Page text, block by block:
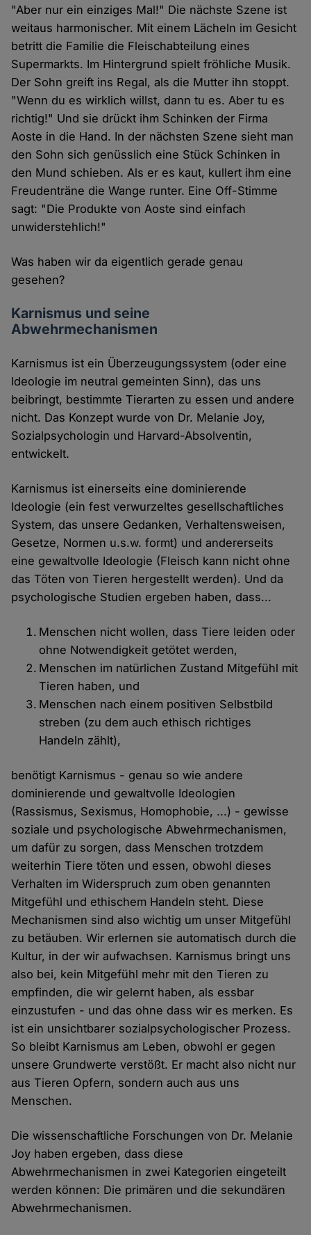
"Aber nur ein einziges Mal!" Die nächste Szene ist
weitaus harmonischer. Mit einem Lächeln im Gesicht
betritt die Familie die Fleischabteilung eines
Supermarkts. Im Hintergrund spielt fröhliche Musik.
Der Sohn greift ins Regal, als die Mutter ihn stoppt.
"Wenn du es wirklich willst, dann tu es. Aber tu es
richtig!" Und sie drückt ihm Schinken der Firma
Aoste in die Hand. In der nächsten Szene sieht man
den Sohn sich genüsslich eine Stück Schinken in
den Mund schieben. Als er es kaut, kullert ihm eine
Freudenträne die Wange runter. Eine Off-Stimme
sagt: "Die Produkte von Aoste sind einfach
unwiderstehlich!"
Was haben wir da eigentlich gerade genau
gesehen?
Karnismus und seine
Abwehrmechanismen
Karnismus ist ein Überzeugungssystem (oder eine
Ideologie im neutral gemeinten Sinn), das uns
beibringt, bestimmte Tierarten zu essen und andere
nicht. Das Konzept wurde von Dr. Melanie Joy,
Sozialpsychologin und Harvard-Absolventin,
entwickelt.
Karnismus ist einerseits eine dominierende
Ideologie (ein fest verwurzeltes gesellschaftliches
System, das unsere Gedanken, Verhaltensweisen,
Gesetze, Normen u.s.w. formt) und andererseits
eine gewaltvolle Ideologie (Fleisch kann nicht ohne
das Töten von Tieren hergestellt werden). Und da
psychologische Studien ergeben haben, dass...
Menschen nicht wollen, dass Tiere leiden oder
ohne Notwendigkeit getötet werden,
Menschen im natürlichen Zustand Mitgefühl mit
Tieren haben, und
Menschen nach einem positiven Selbstbild
streben (zu dem auch ethisch richtiges
Handeln zählt),
benötigt Karnismus - genau so wie andere
dominierende und gewaltvolle Ideologien
(Rassismus, Sexismus, Homophobie, ...) - gewisse
soziale und psychologische Abwehrmechanismen,
um dafür zu sorgen, dass Menschen trotzdem
weiterhin Tiere töten und essen, obwohl dieses
Verhalten im Widerspruch zum oben genannten
Mitgefühl und ethischem Handeln steht. Diese
Mechanismen sind also wichtig um unser Mitgefühl
zu betäuben. Wir erlernen sie automatisch durch die
Kultur, in der wir aufwachsen. Karnismus bringt uns
also bei, kein Mitgefühl mehr mit den Tieren zu
empfinden, die wir gelernt haben, als essbar
einzustufen - und das ohne dass wir es merken. Es
ist ein unsichtbarer sozialpsychologischer Prozess.
So bleibt Karnismus am Leben, obwohl er gegen
unsere Grundwerte verstößt. Er macht also nicht nur
aus Tieren Opfern, sondern auch aus uns
Menschen.
Die wissenschaftliche Forschungen von Dr. Melanie
Joy haben ergeben, dass diese
Abwehrmechanismen in zwei Kategorien eingeteilt
werden können: Die primären und die sekundären
Abwehrmechanismen.